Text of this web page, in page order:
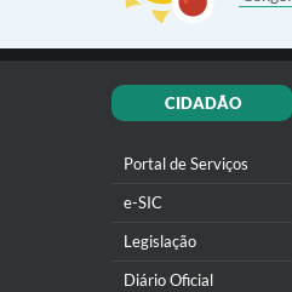
CIDADÃO
Portal de Serviços
e-SIC
Legislação
Diário Oficial